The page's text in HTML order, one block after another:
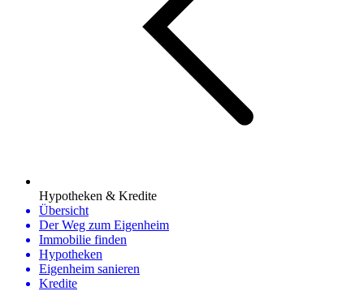
Hypotheken & Kredite
Übersicht
Der Weg zum Eigenheim
Immobilie finden
Hypotheken
Eigenheim sanieren
Kredite